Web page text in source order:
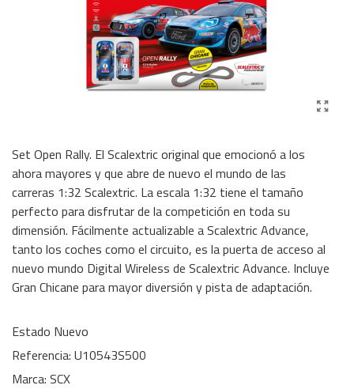
Set Open Rally. El Scalextric original que emocionó a los
ahora mayores y que abre de nuevo el mundo de las
carreras 1:32 Scalextric. La escala 1:32 tiene el tamaño
perfecto para disfrutar de la competición en toda su
dimensión. Fácilmente actualizable a Scalextric Advance,
tanto los coches como el circuito, es la puerta de acceso al
nuevo mundo Digital Wireless de Scalextric Advance. Incluye
Gran Chicane para mayor diversión y pista de adaptación.
Estado Nuevo
Referencia: U10543S500
Marca: SCX